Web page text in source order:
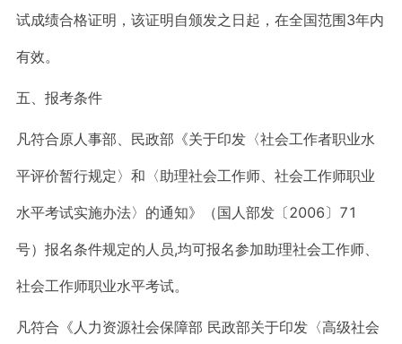
试成绩合格证明，该证明自颁发之日起，在全国范围3年内
有效。
五、报考条件
凡符合原人事部、民政部《关于印发〈社会工作者职业水
平评价暂行规定〉和〈助理社会工作师、社会工作师职业
水平考试实施办法〉的通知》（国人部发〔2006〕71
号）报名条件规定的人员,均可报名参加助理社会工作师、
社会工作师职业水平考试。
凡符合《人力资源社会保障部 民政部关于印发〈高级社会